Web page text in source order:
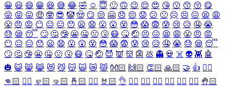
😀 😃 😄 😁 😆 😅 😂 🤣 ☺️ 😇 🙂 🙃 😉 😌 😍 😘 😗 😙 😚 😋
😜 😝 😛 🤑 🤓 😎 🤡 🤠 😏 😒 🤗 😞 😔 😟 😕 🙁 ☹️ 😣 😖 😫 😩
😤 😠 😡 😶 😐 😑 😯 😦 😧 😮 😲 😵 😳 😱 😨 😰 😢 😥 🤤 😭
😓 😪 😴 🙄 🤔 🤥 😬 🤐 🤢 🤧 😷 🤒 🤕 😣 😖 😫 😩 😤 😠 😡
😶 😐 😑 😯 😦 😧 😮 😲 😵 😳 😱 😨 😰 😢 😥 🤤 😭 😓 😪 😴
🙄 🤔 🤥 😬 🤐 🤢 🤧 😷 🤒 🤕 😈 👿 👹 👺 💩 👻 💀 ☠️ 👽 👾 🤖
🎃 😺 😸 😹 😻 😼 😽 🙀 😿 😾 👐🏻 🙌🏻 👏🏻 🙏🏻 🤝 👍 👎🏻
👊🏻 ✊🏻 🤛🏻 🤜🏻 🤞🏻 ✌🏻 🤘🏻 👌 👈🏻 👉🏻 👆🏻 👇🏻 ☝🏻 ✋🏻 🤚🏻